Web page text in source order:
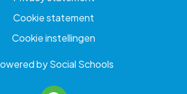
Cookie statement
Cookie instellingen
bySocial Schools